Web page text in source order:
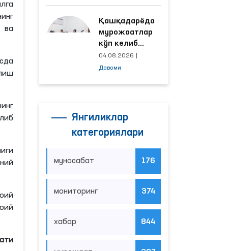
ва
яхшиланди
Қашқадарёда
мурожаатлар
кўп келиб
тушаётган
ҳудудлар
04.08.2026
Давоми
Янгиликлар
категориялари
муносабат 176
мониторинг 374
хабар 844